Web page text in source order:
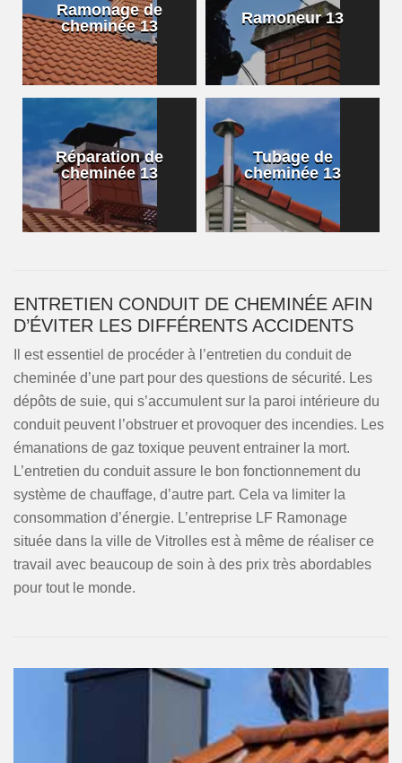
Ramonage de
cheminée 13
Ramoneur 13
Réparation de
cheminée 13
Tubage de
cheminée 13
ENTRETIEN CONDUIT DE CHEMINÉE AFIN
D’ÉVITER LES DIFFÉRENTS ACCIDENTS
Il est essentiel de procéder à l’entretien du conduit de
cheminée d’une part pour des questions de sécurité. Les
dépôts de suie, qui s’accumulent sur la paroi intérieure du
conduit peuvent l’obstruer et provoquer des incendies. Les
émanations de gaz toxique peuvent entrainer la mort.
L’entretien du conduit assure le bon fonctionnement du
système de chauffage, d’autre part. Cela va limiter la
consommation d’énergie. L’entreprise LF Ramonage
située dans la ville de Vitrolles est à même de réaliser ce
travail avec beaucoup de soin à des prix très abordables
pour tout le monde.